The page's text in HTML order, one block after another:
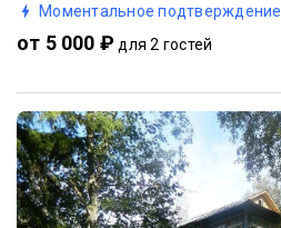
Моментальное подтверждение
от 5 000 ₽ для 2 гостей